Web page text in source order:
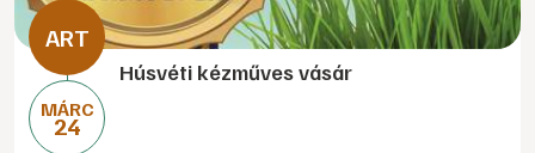
MÁRC
24
Húsvéti kézműves vásár